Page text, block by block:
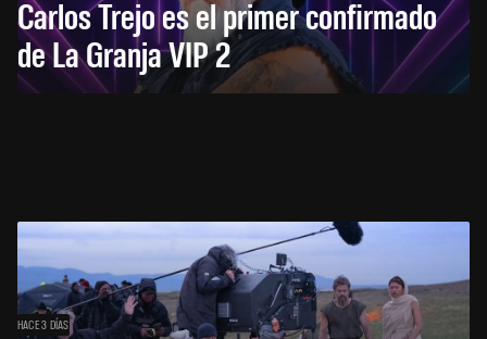
Carlos Trejo es el primer confirmado
de La Granja VIP 2
HACE 3 DÍAS